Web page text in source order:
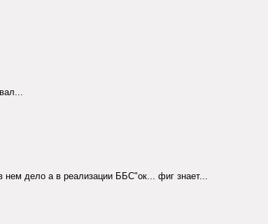
дело а в реализации ББС"ок... фиг знает...